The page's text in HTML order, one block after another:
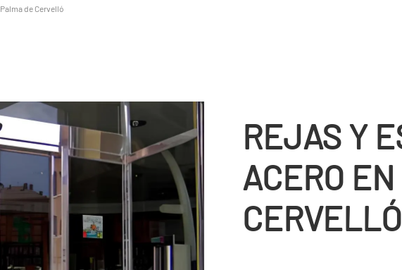
Palma de Cervelló
REJAS Y
ACERO
CERVELLÓ